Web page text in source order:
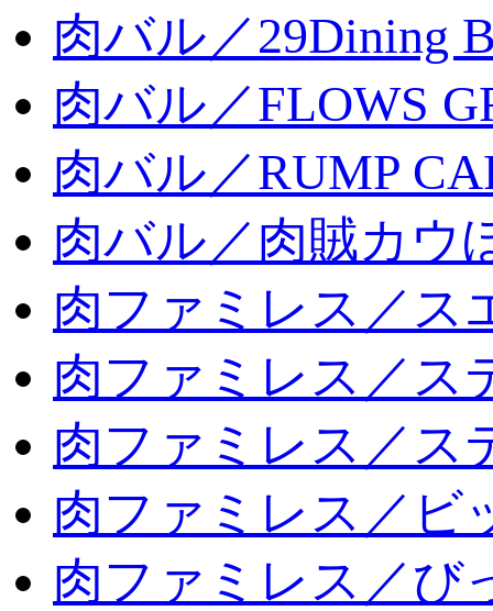
肉バル／29Dining
肉バル／FLOWS
肉バル／RUMP
肉バル／肉賊カウ
肉ファミレス／ス
肉ファミレス／ス
肉ファミレス／ス
肉ファミレス／ビ
肉ファミレス／び